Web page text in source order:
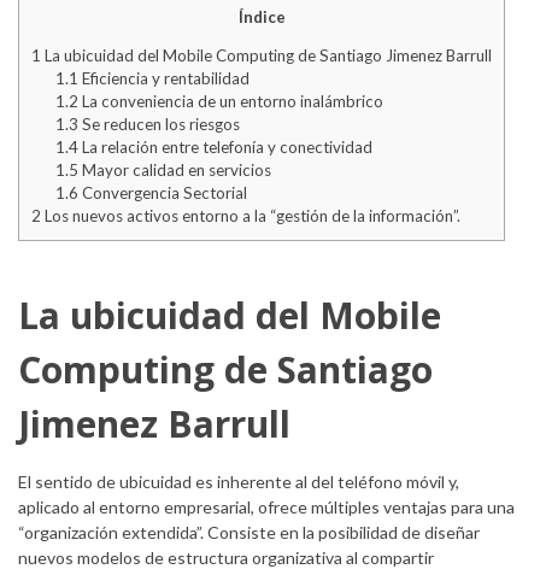
Índice
1 La ubicuidad del Mobile Computing de Santiago Jimenez Barrull
1.1 Eficiencia y rentabilidad
1.2 La conveniencia de un entorno inalámbrico
1.3 Se reducen los riesgos
1.4La relación entre telefonía y conectividad
1.5 Mayor calidad en servicios
1.6 Convergencia Sectorial
2 Los nuevos activos entorno a la “gestión de la información”.
La ubicuidad del Mobile
Computing de Santiago
Jimenez Barrull
El sentido de ubicuidad es inherente al del teléfono móvil y,
aplicado al entorno empresarial, ofrece múltiples ventajas para una
“organización extendida”. Consiste en la posibilidad de diseñar
nuevos modelos de estructura organizativa al compartir